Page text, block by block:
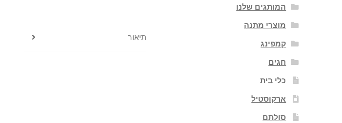
תיאור
המותגים שלנו
מוצרי מתנה
קמפינג
חגים
כלי בית
ארקוסטיל
סולתם